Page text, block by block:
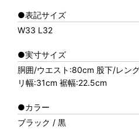
●表記サイズ
W33 L32
●実寸サイズ
胴囲/ウエスト:80cm 股下/レン
リ幅:31cm 裾幅:22.5cm
●カラー
ブラック / 黒